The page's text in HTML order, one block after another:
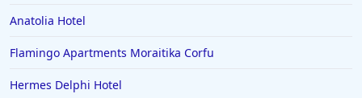
Anatolia Hotel
Flamingo Apartments Moraitika Corfu
Hermes Delphi Hotel